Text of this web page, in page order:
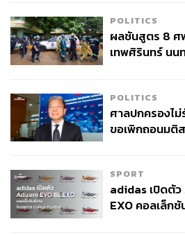
อย่างไรก็ตาม การดำเนินมาตรการทั้
POLITICS
ผลชันสูตร 8 ศ
เทพศิรินทร์ นน
POLITICS
ศาลปกครองไ
ขอเพิกถอนมติ
SPORT
adidas เปิดตั
EXO คอลเล็ก